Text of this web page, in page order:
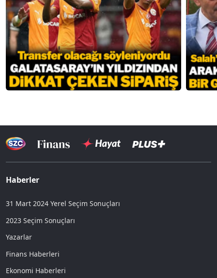
Haberler
31 Mart 2024 Yerel Seçim Sonuçları
2023 Seçim Sonuçları
Yazarlar
Finans Haberleri
Ekonomi Haberleri